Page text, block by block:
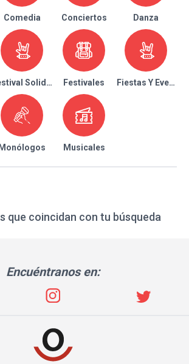
Comedia Conciertos Danza
Solidario Festivales Fiestas Y Eventos
Monólogos Musicales
que coincidan con tu búsqueda
Encuéntranos en: